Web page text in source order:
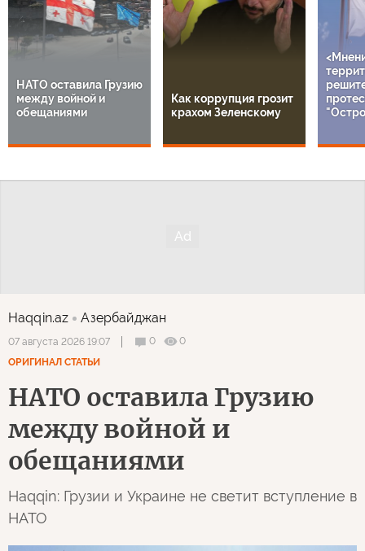
НАТО оставила Грузию
между войной и
обещаниями
Как коррупция грозит
крахом Зеленскому
Haqqin.az Азербайджан
07 августа 2026 19:07 0
0
ОРИГИНАЛ СТАТЬИ
НАТО оставила Грузию
между войной и
обещаниями
Haqqin: Грузии и Украине не светит вступление в
НАТО